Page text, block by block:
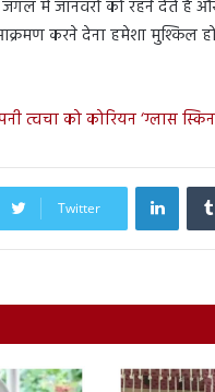
जंगल में जानवरों को रहने देते हैं
करने देना हमेशा मुश्किल
त्वचा को कोरियन ‘ग्लास
Twitter